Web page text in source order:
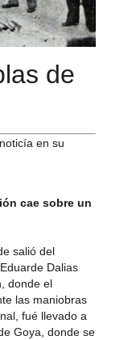
de
en su
cae sobre un
salió del
Dalias
donde el
las maniobras
fué llevado a
Goya, donde se